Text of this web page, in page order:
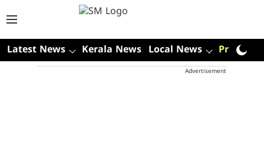
Latest News Kerala News Local News Premium
Advertisement